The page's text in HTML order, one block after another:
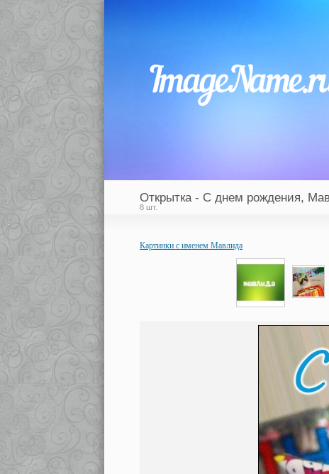
Открытка - С днем рождения,
8 шт.
Картинки с именем Мавлида